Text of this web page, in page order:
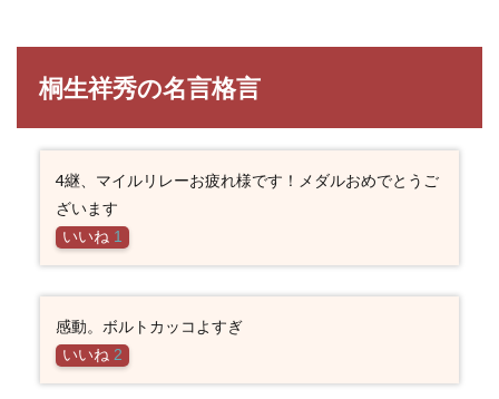
桐生祥秀の名言格言
4継、マイルリレーお疲れ様です！メダルおめでとうご
ざいます
いいね 1
感動。ボルトカッコよすぎ
いいね 2